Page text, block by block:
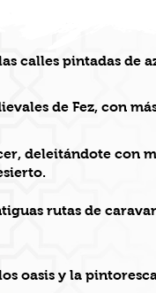
calles pintadas de
de Fez, con
deleitándote con
rutas de
oasis y la